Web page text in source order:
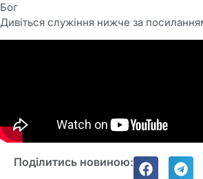
Бог
Дивіться служіння нижче за
Поділитись новиною: